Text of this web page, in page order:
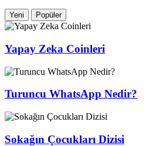
Yeni Popüler
Yapay Zeka Coinleri
Turuncu WhatsApp Nedir?
Sokağın Çocukları Dizisi